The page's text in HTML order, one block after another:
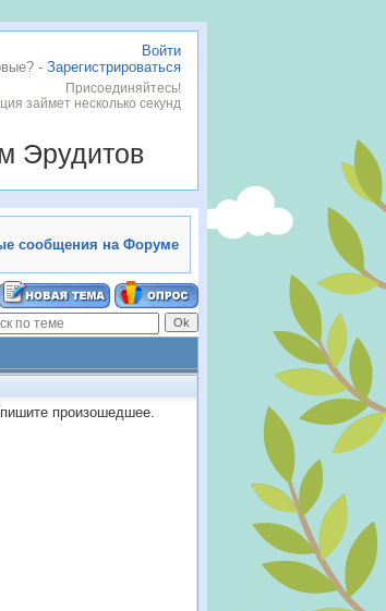
Войти
- Зарегистрироваться
Присоединяйтесь!
займет несколько секунд
Эрудитов
сообщения на Форуме
произошедшее.